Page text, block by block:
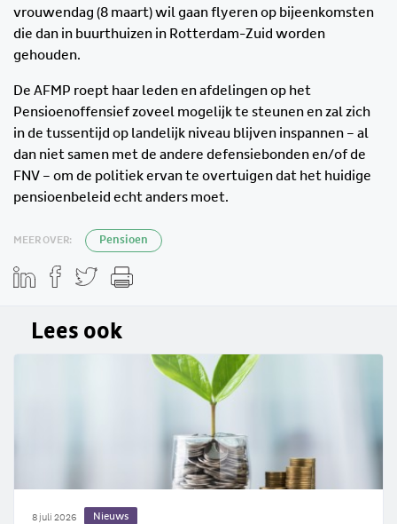
vrouwendag (8 maart) wil gaan flyeren op bijeenkomsten
die dan in buurthuizen in Rotterdam-Zuid worden
gehouden.
De AFMP roept haar leden en afdelingen op het
Pensioenoffensief zoveel mogelijk te steunen en zal zich
in de tussentijd op landelijk niveau blijven inspannen – al
dan niet samen met de andere defensiebonden en/of de
FNV – om de politiek ervan te overtuigen dat het huidige
pensioenbeleid echt anders moet.
MEER OVER: Pensioen
Lees ook
8 juli 2026 Nieuws